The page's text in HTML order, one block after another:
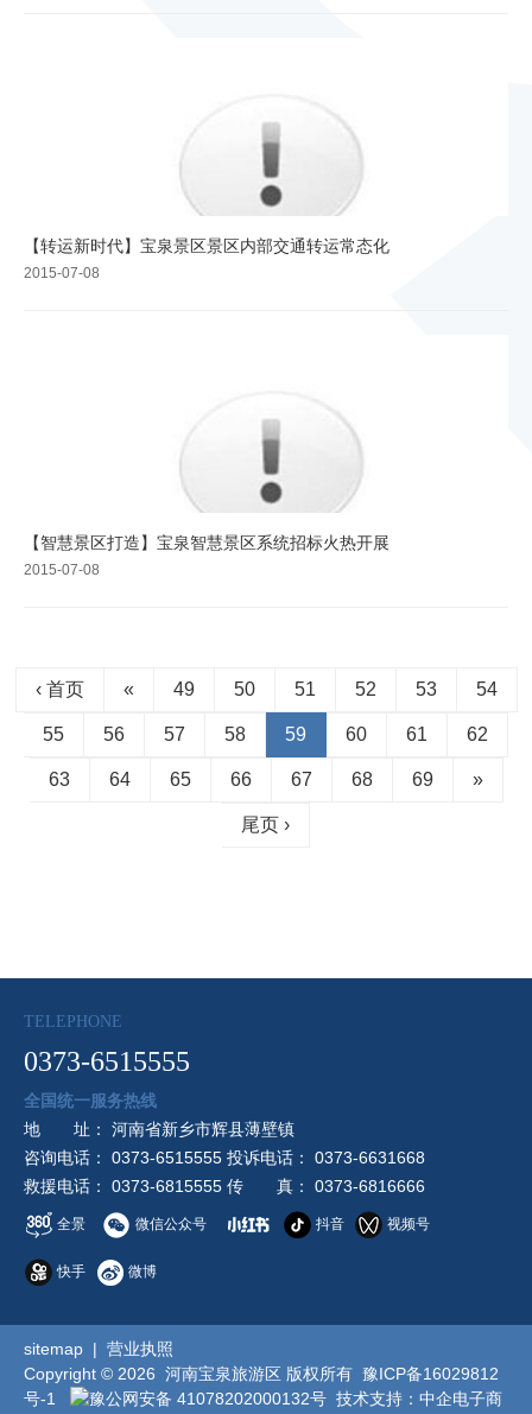
【转运新时代】宝泉景区景区内部交通转运常态化
2015-07-08
【智慧景区打造】宝泉智慧景区系统招标火热开展
2015-07-08
‹ 首页 « 49 50 51 52 53 54
55 56 57 58 59 60 61 62
63 64 65 66 67 68 69 »
尾页 ›
TELEPHONE
0373-6515555
全国统一服务热线
地 址： 河南省新乡市辉县薄壁镇
咨询电话： 0373-6515555 投诉电话： 0373-6631668
救援电话： 0373-6815555 传 真： 0373-6816666
全景 微信公众号 抖音 视频号
快手 微博
sitemap | 营业执照
Copyright © 2026 河南宝泉旅游区 版权所有 豫ICP备16029812
号-1
豫公网安备 41078202000132号 技术支持： 中企电子商